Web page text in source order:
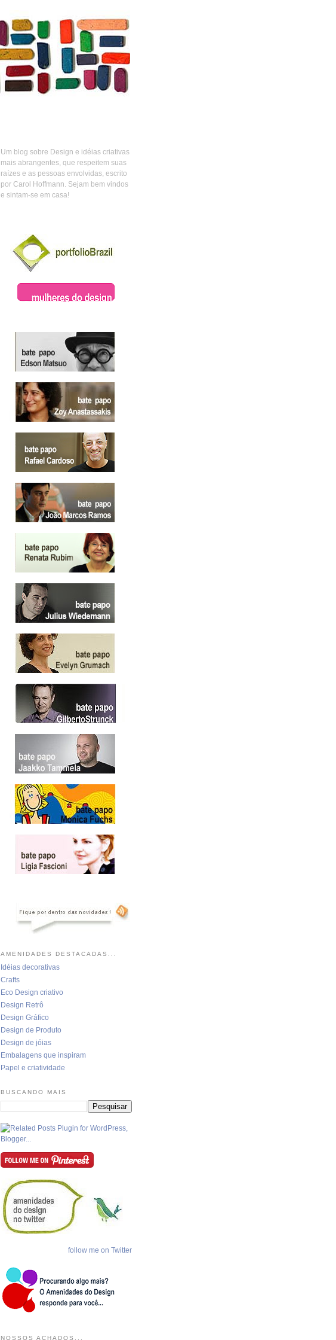
Um blog sobre Design e idéias criativas
mais abrangentes, que respeitem suas
raízes e as pessoas envolvidas, escrito
por Carol Hoffmann. Sejam bem vindos
e sintam-se em casa!
AMENIDADES DESTACADAS...
Idéias decorativas
Crafts
Eco Design criativo
Design Retrô
Design Gráfico
Design de Produto
Design de jóias
Embalagens que inspiram
Papel e criatividade
BUSCANDO MAIS
follow me on Twitter
NOSSOS ACHADOS...